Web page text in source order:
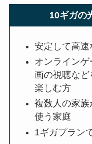
10ギガの
安定して高
オンライン
画の視聴な
楽しむ方
複数人の家
使う家庭
1ギガプラン